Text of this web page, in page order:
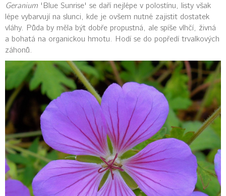
Geranium 'Blue Sunrise' se daří nejlépe v polostínu, listy však
lépe vybarvují na slunci, kde je ovšem nutné zajistit dostatek
vláhy. Půda by měla být dobře propustná, ale spíše vlhčí, živná
a bohatá na organickou hmotu. Hodí se do popředí trvalkových
záhonů.